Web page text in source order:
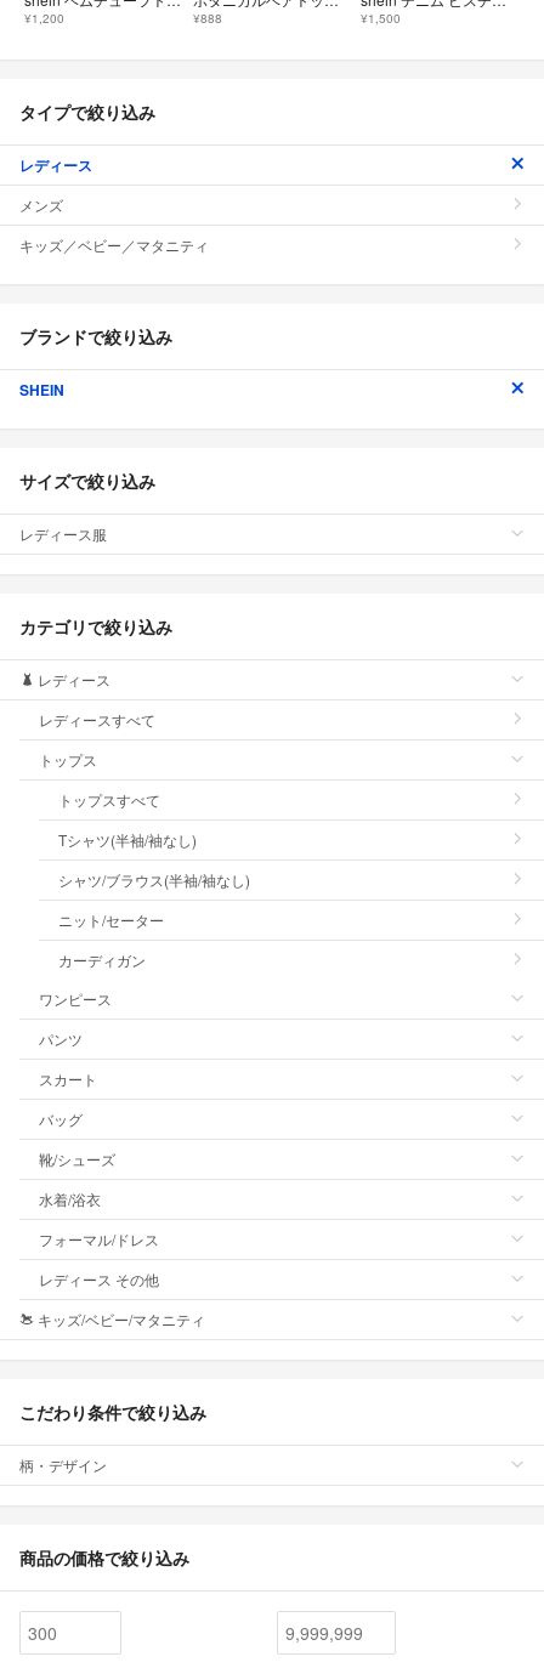
¥1,200 ¥888 ¥1,500
タイプで絞り込み
レディース
メンズ
キッズ／ベビー／マタニティ
ブランドで絞り込み
SHEIN
サイズで絞り込み
レディース服
カテゴリで絞り込み
レディース
レディースすべて
トップス
トップスすべて
Tシャツ(半袖/袖なし)
シャツ/ブラウス(半袖/袖なし)
ニット/セーター
カーディガン
ワンピース
パンツ
スカート
バッグ
靴/シューズ
水着/浴衣
フォーマル/ドレス
レディース その他
キッズ/ベビー/マタニティ
こだわり条件で絞り込み
柄・デザイン
商品の価格で絞り込み